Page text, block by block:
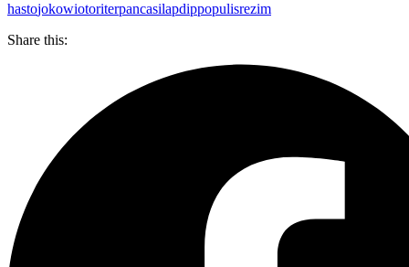
hastojokowiotoriterpancasilapdippopulisrezim
Share this: